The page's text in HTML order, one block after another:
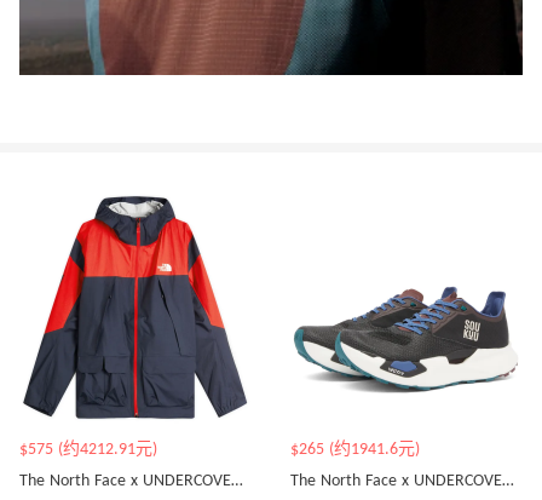
$575 (约4212.91元)
The North Face x UNDERCOVER Soukuu 联名款连帽夹克
$265 (约1941.6元)
The North Face x UNDERCOVER Soukuu Vectiv Pro Hybrid 运动鞋